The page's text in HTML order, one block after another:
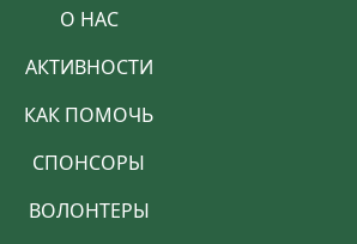
О НАС
АКТИВНОСТИ
КАК ПОМОЧЬ
СПОНСОРЫ
ВОЛОНТЕРЫ